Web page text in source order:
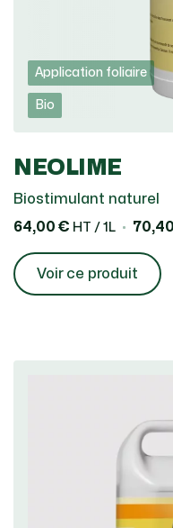
Application foliaire
Bio
NEOLIME
Biostimulant naturel
64,00 € HT / 1L
Voir ce produit